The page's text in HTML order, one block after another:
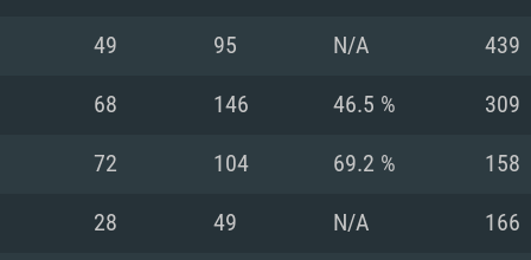
49 95 N/A 439
68 146 46.5 % 309
72 104 69.2 % 158
28 49 N/A 166